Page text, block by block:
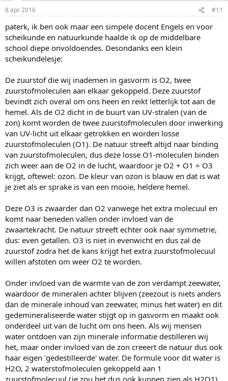
8 apr 2016 #11
paterk, ik ben ook maar een simpele docent Engels en voor
scheikunde en natuurkunde haalde ik op de middelbare
school diepe onvoldoendes. Desondanks een klein
scheikundelesje:
De zuurstof die wij inademen in gasvorm is O2, twee
zuurstofmoleculen aan elkaar gekoppeld. Deze zuurstof
bevindt zich overal om ons heen en reikt letterlijk tot aan de
hemel. Als de O2 dicht in de buurt van UV-stralen (van de
zon) komt worden de twee zuurstofmoleculen door inwerking
van UV-licht uit elkaar getrokken en worden losse
zuurstofmoleculen (O1). De natuur streeft altijd naar binding
van zuurstofmoleculen, dus deze losse O1-moleculen binden
zich weer aan de O2 in de lucht, waardoor je O2 + O1 = O3
krijgt, oftewel: ozon. De kleur van ozon is blauw en dat is wat
je ziet als er sprake is van een mooie, heldere hemel.
Deze O3 is zwaarder dan O2 vanwege het extra molecuul en
komt naar beneden vallen onder invloed van de
zwaartekracht. De natuur streeft echter ook naar symmetrie,
dus: even getallen. O3 is niet in evenwicht en dus zal de
zuurstof zodra het de kans krijgt het extra zuurstofmolecuul
willen afstoten om weer O2 te worden.
Onder invloed van de warmte van de zon verdampt zeewater,
waardoor de mineralen achter blijven (zeezout is niets anders
dan de minerale inhoud van zeewater, minus het water) en dit
gedemineraliseerde water stijgt op in gasvorm en maakt ook
onderdeel uit van de lucht om ons heen. Als wij mensen
water ontdoen van zijn minerale informatie destilleren wij
het, maar onder invloed van de zon creeert de natuur dus ook
haar eigen 'gedestilleerde' water. De formule voor dit water is
H2O, 2 waterstofmoleculen gekoppeld aan 1